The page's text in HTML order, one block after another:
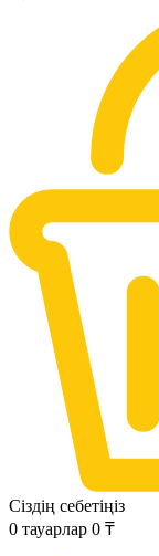
Сіздің себетіңіз
0 тауарлар 0 ₸